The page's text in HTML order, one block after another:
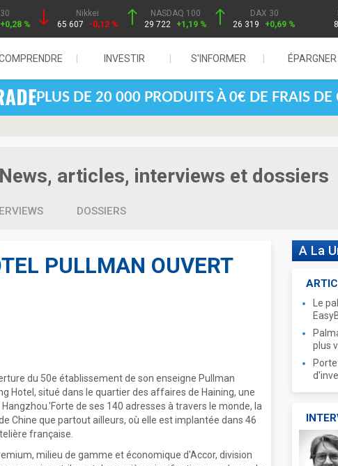
+0,28 %
Nikkei
65 607
-0,12 %
NASDAQ 100
29 722
+1,19 %
DAX 30
26 319
+0,69 %
INVESTIR S'INFORMER ÉPARGNER
PLUS DE 20 000 PRODUITS À 0€ DE FRAIS DE
articles, interviews et dossiers
DOSSIERS
PULLMAN OUVERT
du 50e établissement de son enseigne Pullman
Hotel, situé dans le quartier des affaires de Haining, une
de ses 140 adresses à travers le monde, la
Chine que partout ailleurs, où elle est implantée dans 46
française.
milieu de gamme et économique d'Accor, division
A La
Le
plus